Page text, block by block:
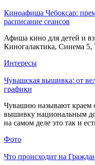
Киноафиша Чебоксар:
расписание сеансов
Афиша кино для детей и
Киногалактика, Синема
Интересы
Чувашская вышивка: от
графики
Чувашию называют краем
вышивку национальным
на самом деле это так и
Фото
Что происходит на